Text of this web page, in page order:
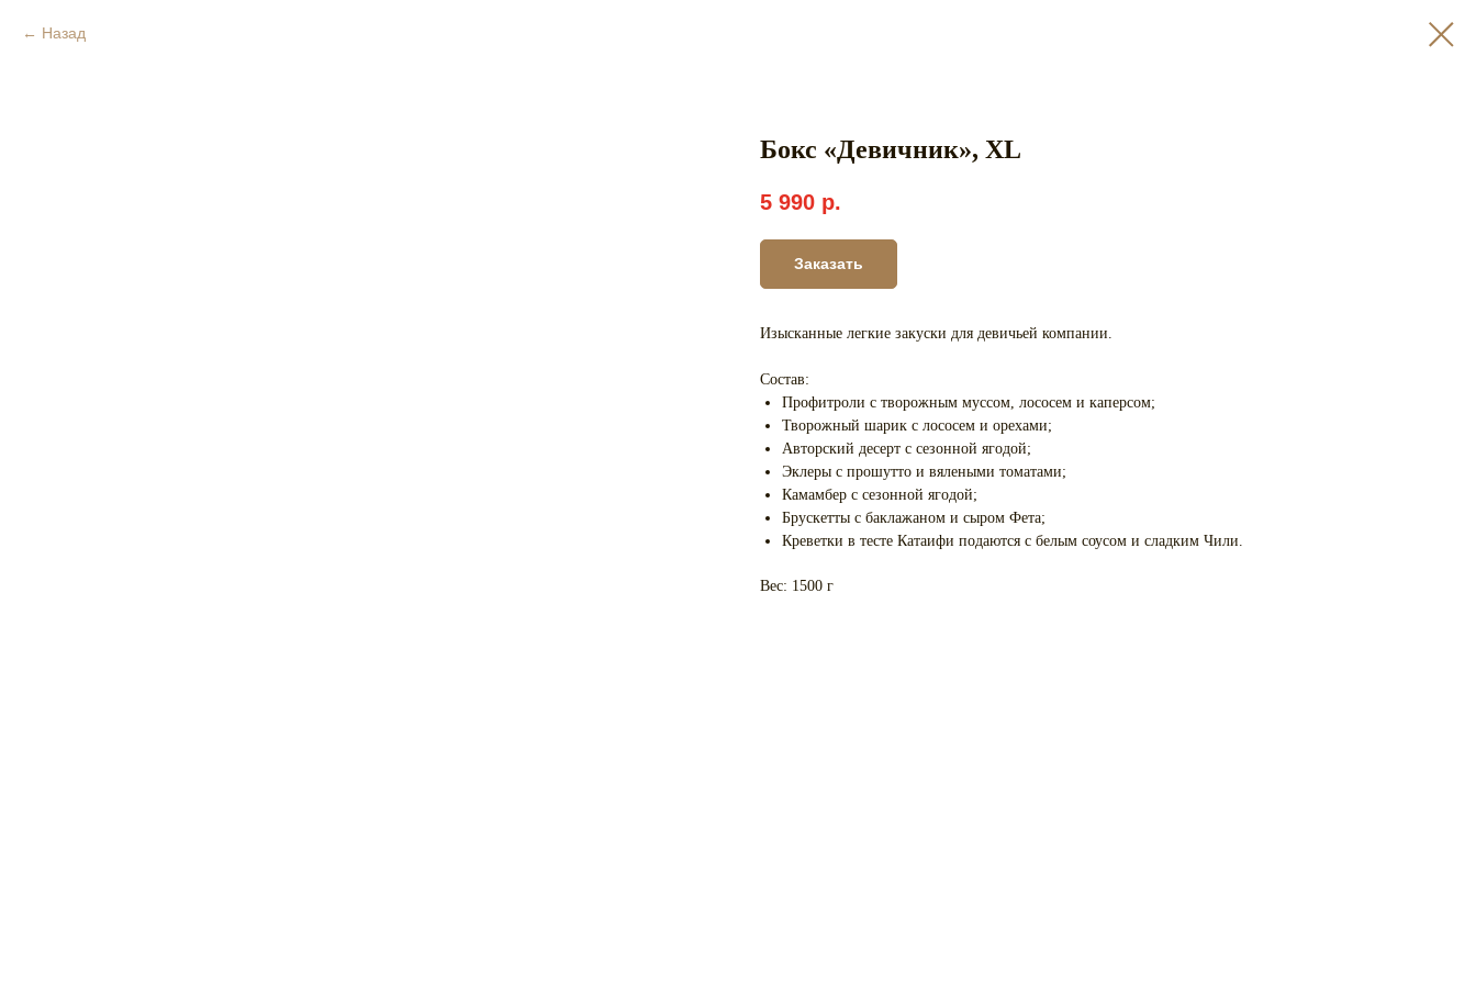
Назад
Бокс «Девичник», XL
5 990 р.
Заказать
Изысканные легкие закуски для девичьей компании.
Состав:
Профитроли с творожным муссом, лососем и каперсом;
Творожный шарик с лососем и орехами;
Авторский десерт с сезонной ягодой;
Эклеры с прошутто и вялеными томатами;
Камамбер с сезонной ягодой;
Брускетты с баклажаном и сыром Фета;
Креветки в тесте Катаифи подаются с белым соусом и сладким Чили.
Вес: 1500 г